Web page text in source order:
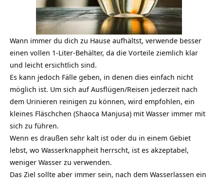
Wann immer du dich zu Hause aufhältst, verwende besser
einen vollen 1-Liter-Behälter, da die Vorteile ziemlich klar
und leicht ersichtlich sind.
Es kann jedoch Fälle geben, in denen dies einfach nicht
möglich ist. Um sich auf Ausflügen/Reisen jederzeit nach
dem Urinieren reinigen zu können, wird empfohlen, ein
kleines Fläschchen (Shaoca Manjusa) mit Wasser immer mit
sich zu führen.
Wenn es draußen sehr kalt ist oder du in einem Gebiet
lebst, wo Wasserknappheit herrscht, ist es akzeptabel,
weniger Wasser zu verwenden.
Das Ziel sollte aber immer sein, nach dem Wasserlassen ein